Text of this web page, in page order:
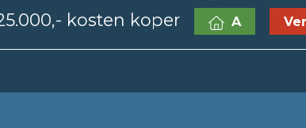
kosten koper A